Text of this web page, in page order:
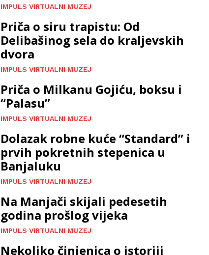
IMPULS VIRTUALNI MUZEJ
Priča o siru trapistu: Od
Delibašinog sela do kraljevskih
dvora
IMPULS VIRTUALNI MUZEJ
Priča o Milkanu Gojiću, boksu i
“Palasu”
IMPULS VIRTUALNI MUZEJ
Dolazak robne kuće “Standard” i
prvih pokretnih stepenica u
Banjaluku
IMPULS VIRTUALNI MUZEJ
Na Manjači skijali pedesetih
godina prošlog vijeka
IMPULS VIRTUALNI MUZEJ
Nekoliko činjenica o istoriji